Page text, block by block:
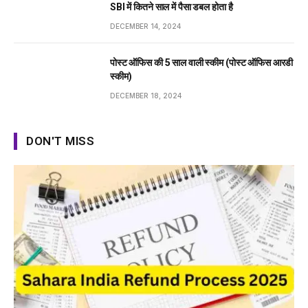
SBI में कितने साल में पैसा डबल होता है
DECEMBER 14, 2024
पोस्ट ऑफिस की 5 साल वाली स्कीम (पोस्ट ऑफिस आरडी
स्कीम)
DECEMBER 18, 2024
DON'T MISS